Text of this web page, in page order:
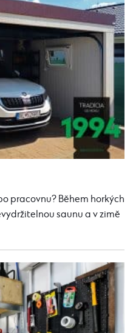
pracovnu? Během horkých
saunu a v zimě